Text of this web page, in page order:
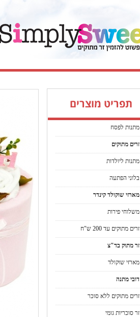
תפריט מוצרים
מתנות לפסח
זרים מתוקים
מתנות ליולדות
בלוני הפתעה
מארזי שוקולד קינדר
משלוחי פירות
זרים מתוקים עד 200 ש"ח
זר מתוק בד"צ
מארזי שוקולד
דובי מתנה
זרים מתוקים ללא סוכר
זר סוכריות גומי